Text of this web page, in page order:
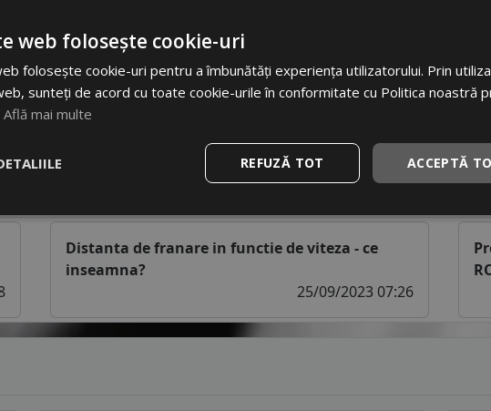
Distanta de franare in functie de viteza - ce
inseamna?
25/09/2023 07:26
web folosește cookie-uri
folosește cookie-uri pentru a îmbunătăți experiența utilizatorului. Prin
sunteți de acord cu toate cookie-urile în conformitate cu Politica noastră
Află mai multe
ACCEPTĂ
REFUZĂ TOT